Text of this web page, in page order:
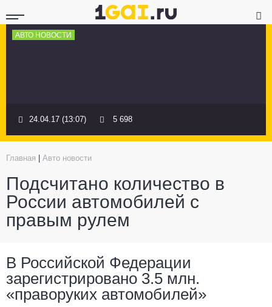
АВТО НОВОСТИ
24.04.17 (13:07) 5 698
Главная Авто новости
Подсчитано количество в
России автомобилей с
правым рулем
В Российской Федерации
зарегистрировано 3.5 млн.
«праворуких автомобилей»